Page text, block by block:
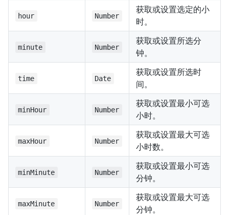
hour Number
获取或设置选定的小
时。
minute Number
获取或设置所选分
钟。
time Date
获取或设置所选时
间。
minHour Number
获取或设置最小可选
小时。
maxHour Number
获取或设置最大可选
小时数。
minMinute Number
获取或设置最小可选
分钟。
maxMinute Number
获取或设置最大可选
分钟。